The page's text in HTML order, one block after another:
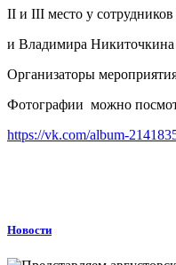
II и III место у
и Владимира Никиточкина
Организаторы
Фотографии можно
https://vk.com/album-
Новости